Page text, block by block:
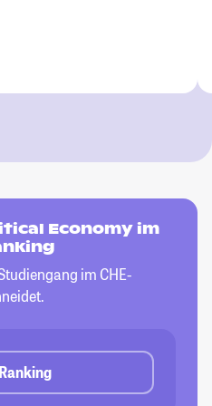
Economy im
im CHE-